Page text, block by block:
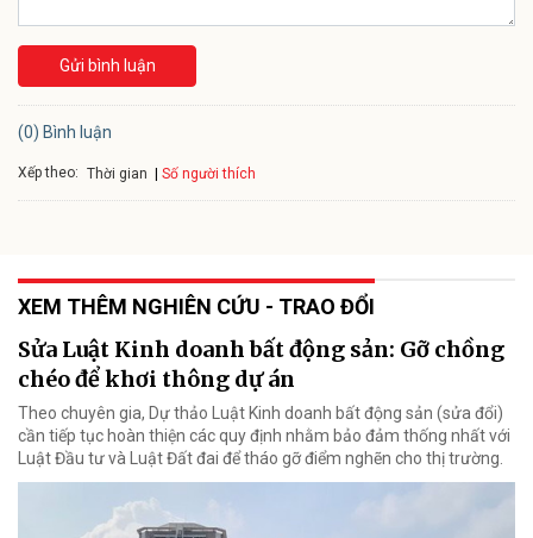
Gửi bình luận
(0) Bình luận
Xếp theo: Thời gian Số người thích
XEM THÊM NGHIÊN CỨU - TRAO ĐỔI
Sửa Luật Kinh doanh bất động sản: Gỡ chồng
chéo để khơi thông dự án
Theo chuyên gia, Dự thảo Luật Kinh doanh bất động sản (sửa đổi)
cần tiếp tục hoàn thiện các quy định nhằm bảo đảm thống nhất với
Luật Đầu tư và Luật Đất đai để tháo gỡ điểm nghẽn cho thị trường.